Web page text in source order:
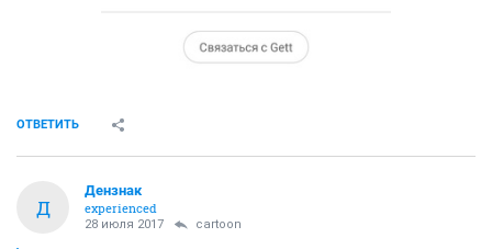
ОТВЕТИТЬ
Д
Дензнак
experienced
28 июля 2017 cartoon